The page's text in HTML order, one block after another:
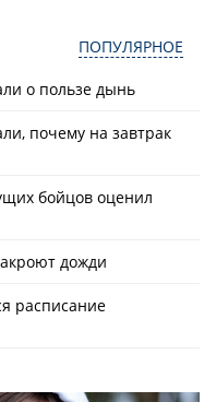
ПОПУЛЯРНОЕ
о пользе дынь
почему на завтрак
бойцов оценил
дожди
расписание